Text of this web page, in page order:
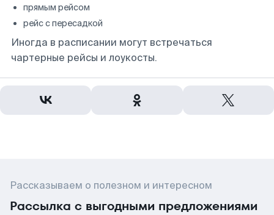
прямым рейсом
рейс с пересадкой
Иногда в расписании могут встречаться
чартерные рейсы и лоукосты.
Рассказываем о полезном и интересном
Рассылка с выгодными предложениями